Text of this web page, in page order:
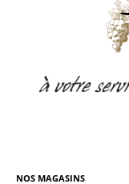
NOS MAGASINS